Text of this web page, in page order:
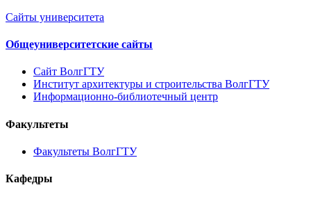
Сайты университета
Общеуниверситетские сайты
Сайт ВолгГТУ
Институт архитектуры и строительства ВолгГТУ
Информационно-библиотечный центр
Факультеты
Факультеты ВолгГТУ
Кафедры